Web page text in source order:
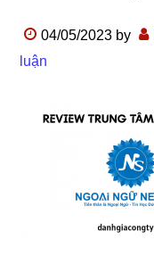
04/05/2023 by
luận